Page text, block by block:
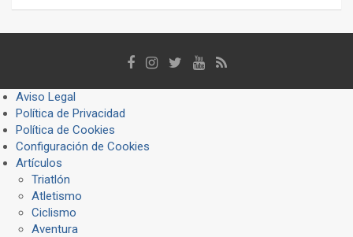
Aviso Legal
Política de Privacidad
Política de Cookies
Configuración de Cookies
Artículos
Triatlón
Atletismo
Ciclismo
Aventura